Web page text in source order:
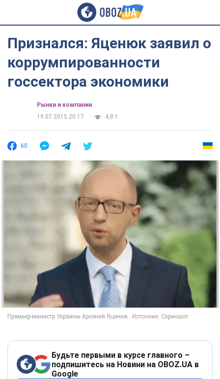
Признался: Яценюк заявил о
коррумпированности
госсектора экономики
Рынки и компании
19.07.2015 20:17
4,8 т.
60
Будьте первыми в курсе главного –
подпишитесь на Новини на OBOZ.UA в
Google